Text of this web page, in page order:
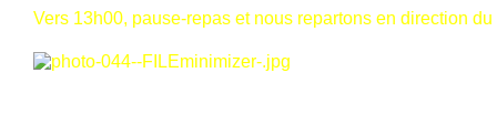
Vers 13h00, pause-repas et nous repartons en direction